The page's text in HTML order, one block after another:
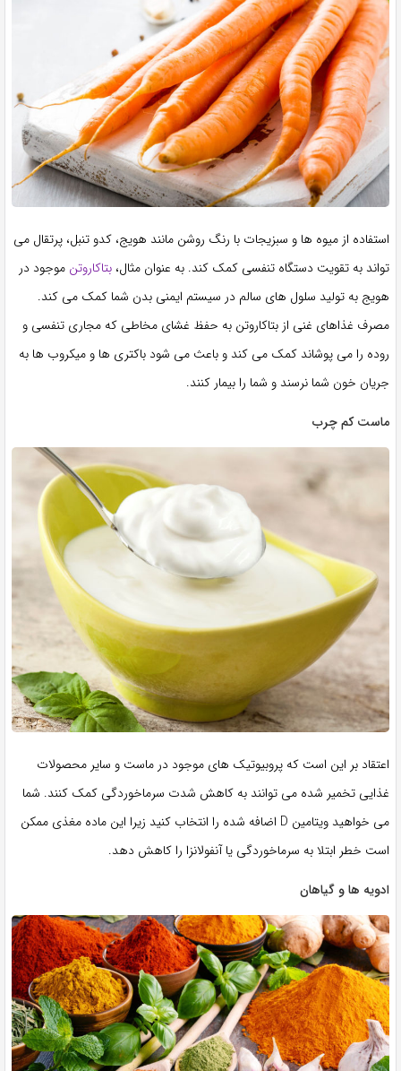
استفاده از میوه ها و سبزیجات با رنگ روشن مانند هویج، کدو تنبل، پرتقال می
تواند به تقویت دستگاه تنفسی کمک کند. به عنوان مثال، بتاکاروتن موجود در
هویج به تولید سلول های سالم در سیستم ایمنی بدن شما کمک می کند.
مصرف غذاهای غنی از بتاکاروتن به حفظ غشای مخاطی که مجاری تنفسی و
روده را می پوشاند کمک می کند و باعث می شود باکتری ها و میکروب ها به
جریان خون شما نرسند و شما را بیمار کنند.
ماست کم چرب
اعتقاد بر این است که پروبیوتیک های موجود در ماست و سایر محصولات
غذایی تخمیر شده می توانند به کاهش شدت سرماخوردگی کمک کنند. شما
می خواهید ویتامین D اضافه شده را انتخاب کنید زیرا این ماده مغذی ممکن
است خطر ابتلا به سرماخوردگی یا آنفولانزا را کاهش دهد.
ادویه ها و گیاهان